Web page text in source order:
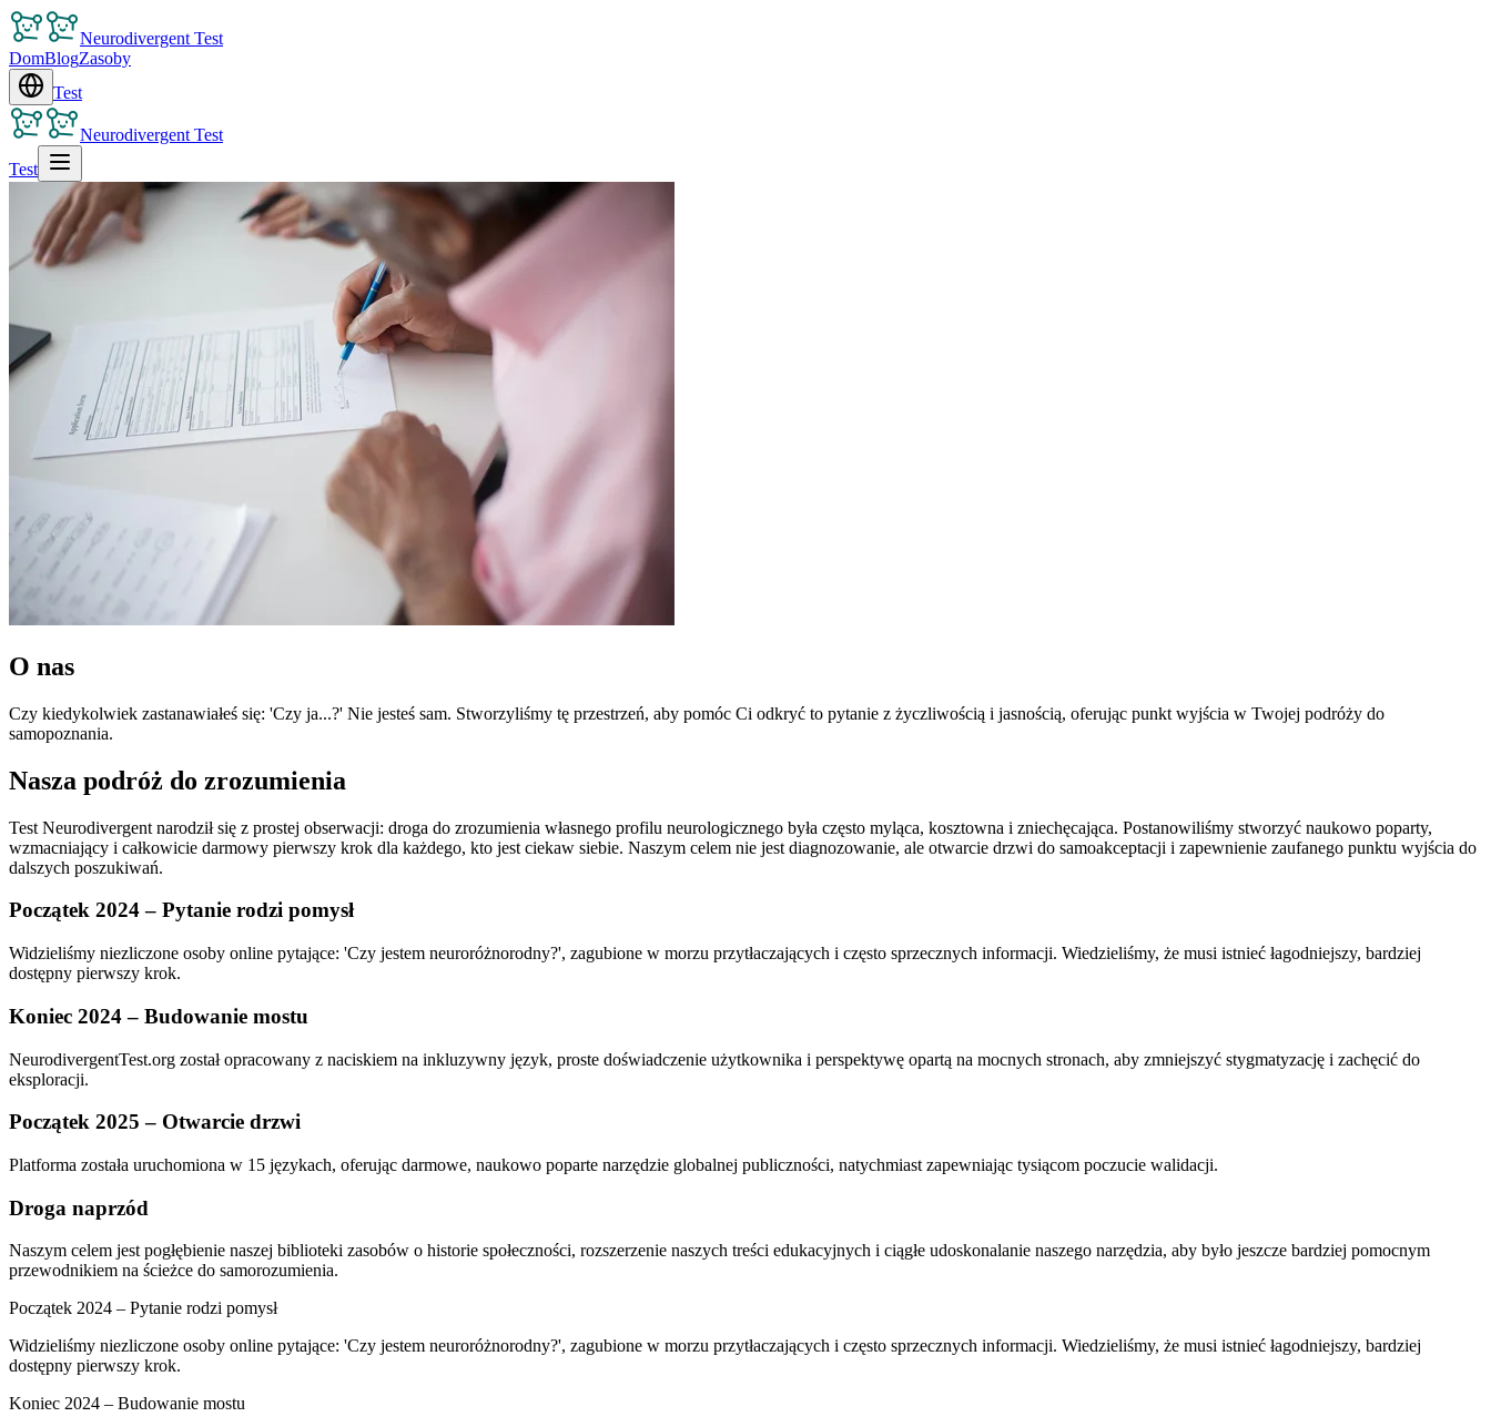
Neurodivergent Test
DomBlogZasoby
Test
Neurodivergent Test
Test
O nas
Czy kiedykolwiek zastanawiałeś się: 'Czy ja...?' Nie jesteś sam. Stworzyliśmy tę przestrzeń, aby pomóc Ci odkryć to pytanie z życzliwością i jasnością, oferując punkt wyjścia w Twojej podróży do
samopoznania.
Nasza podróż do zrozumienia
Test Neurodivergent narodził się z prostej obserwacji: droga do zrozumienia własnego profilu neurologicznego była często myląca, kosztowna i zniechęcająca. Postanowiliśmy stworzyć naukowo poparty,
wzmacniający i całkowicie darmowy pierwszy krok dla każdego, kto jest ciekaw siebie. Naszym celem nie jest diagnozowanie, ale otwarcie drzwi do samoakceptacji i zapewnienie zaufanego punktu wyjścia do
dalszych poszukiwań.
Początek 2024 – Pytanie rodzi pomysł
Widzieliśmy niezliczone osoby online pytające: 'Czy jestem neuroróżnorodny?', zagubione w morzu przytłaczających i często sprzecznych informacji. Wiedzieliśmy, że musi istnieć łagodniejszy, bardziej
dostępny pierwszy krok.
Koniec 2024 – Budowanie mostu
NeurodivergentTest.org został opracowany z naciskiem na inkluzywny język, proste doświadczenie użytkownika i perspektywę opartą na mocnych stronach, aby zmniejszyć stygmatyzację i zachęcić do
eksploracji.
Początek 2025 – Otwarcie drzwi
Platforma została uruchomiona w 15 językach, oferując darmowe, naukowo poparte narzędzie globalnej publiczności, natychmiast zapewniając tysiącom poczucie walidacji.
Droga naprzód
Naszym celem jest pogłębienie naszej biblioteki zasobów o historie społeczności, rozszerzenie naszych treści edukacyjnych i ciągłe udoskonalanie naszego narzędzia, aby było jeszcze bardziej pomocnym
przewodnikiem na ścieżce do samorozumienia.
Początek 2024 – Pytanie rodzi pomysł
Widzieliśmy niezliczone osoby online pytające: 'Czy jestem neuroróżnorodny?', zagubione w morzu przytłaczających i często sprzecznych informacji. Wiedzieliśmy, że musi istnieć łagodniejszy, bardziej
dostępny pierwszy krok.
Koniec 2024 – Budowanie mostu